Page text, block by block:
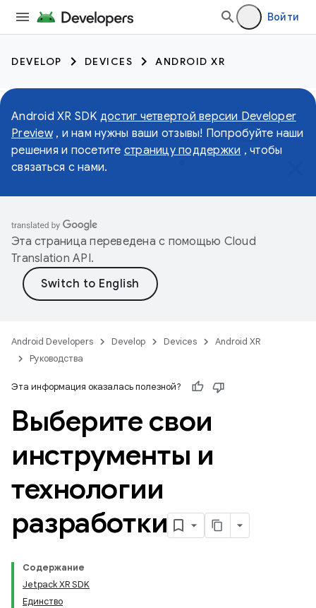
Войти
DEVELOP DEVICES ANDROID XR
Android XR SDK достиг четвертой версии Developer
Preview, и нам нужны ваши отзывы! Попробуйте наши
решения и посетите страницу поддержки , чтобы
связаться с нами.
Эта страница переведена с помощью Cloud
Translation API.
Android Developers Develop Devices
Android XR
Руководства
Эта информация оказалась полезной?
Выберите свои
инструменты и
технологии
разработки
Содержание
Jetpack XR SDK
Единство